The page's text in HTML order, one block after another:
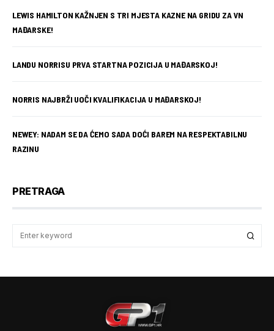
LEWIS HAMILTON KAŽNJEN S TRI MJESTA KAZNE NA GRIDU ZA VN
MAĐARSKE!
LANDU NORRISU PRVA STARTNA POZICIJA U MAĐARSKOJ!
NORRIS NAJBRŽI UOČI KVALIFIKACIJA U MAĐARSKOJ!
NEWEY: NADAM SE DA ĆEMO SADA DOĆI BAREM NA RESPEKTABILNU
RAZINU
PRETRAGA